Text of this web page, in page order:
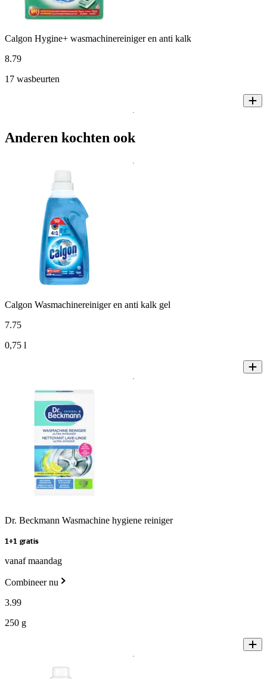
Calgon Hygine+ wasmachinereiniger en anti kalk
8.79
17 wasbeurten
Anderen kochten ook
Calgon Wasmachinereiniger en anti kalk gel
7.75
0,75 l
Dr. Beckmann Wasmachine hygiene reiniger
1+1 gratis
vanaf maandag
Combineer nu
3.99
250 g